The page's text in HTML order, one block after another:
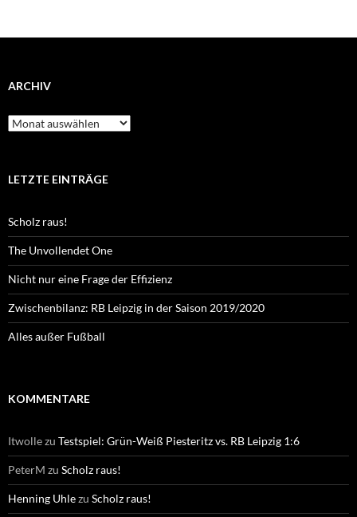
ARCHIV
Archiv
LETZTE EINTRÄGE
Scholz raus!
The Unvollendet One
Nicht nur eine Frage der Effizienz
Zwischenbilanz: RB Leipzig in der Saison 2019/2020
Alles außer Fußball
KOMMENTARE
Itwollezu Testspiel: Grün-Weiß Piesteritz vs. RB Leipzig 1:6
PeterM zu Scholz raus!
Henning Uhlezu Scholz raus!